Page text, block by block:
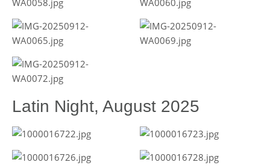
Latin Night, August 2025